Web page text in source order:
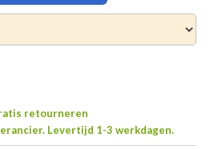
retourneren
Levertijd 1-3 werkdagen.